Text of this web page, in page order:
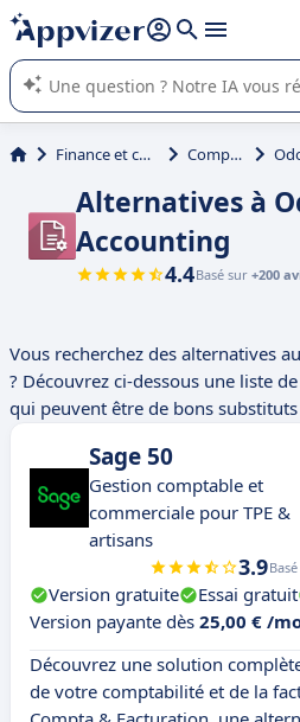
répondre (plusieurs lignes avec
L'IA de Appvizer vous guide dans
logiciel SaaS en entreprise.
Finance et comptabilité Comptabilité
Alternatives à
Accounting
4.4Basé sur +200
Vous recherchez des alternatives
? Découvrez ci-dessous une liste
qui peuvent être de bons
Sage 50
Gestion comptable et
commerciale pour TPE &
artisans
3.9
Version gratuite Essai gratuit
Version payante dès 25,00 € /
Découvrez une solution
de votre comptabilité et de la